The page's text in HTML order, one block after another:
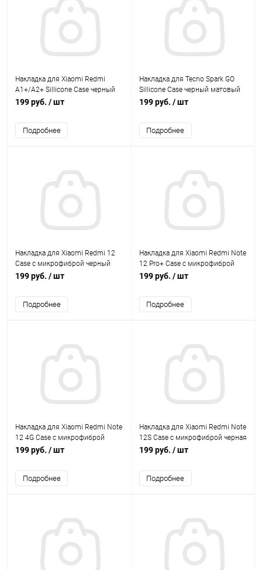
Накладка для Xiaomi Redmi
A1+/A2+ Sillicone Case черный
матовый BoraSCO
199 руб. / шт
Подробнее
Накладка для Tecno Spark GO
Sillicone Case черный матовый
BoraSCO
199 руб. / шт
Подробнее
Накладка для Xiaomi Redmi 12
Case с микрофиброй черный
BoraSCO
199 руб. / шт
Подробнее
Накладка для Xiaomi Redmi Note
12 Pro+ Case с микрофиброй
черная BoraSCO
199 руб. / шт
Подробнее
Накладка для Xiaomi Redmi Note
12 4G Case с микрофиброй
черная BoraSCO
199 руб. / шт
Подробнее
Накладка для Xiaomi Redmi Note
12S Case с микрофиброй черная
BoraSCO
199 руб. / шт
Подробнее